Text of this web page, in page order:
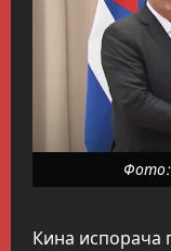
Фото:
Кина испорача